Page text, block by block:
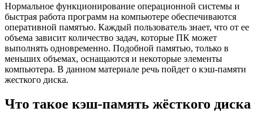
Нормальное функционирование операционной системы и
быстрая работа программ на компьютере обеспечиваются
оперативной памятью. Каждый пользователь знает, что от ее
объема зависит количество задач, которые ПК может
выполнять одновременно. Подобной памятью, только в
меньших объемах, оснащаются и некоторые элементы
компьютера. В данном материале речь пойдет о кэш-памяти
жесткого диска.
Что такое кэш-память жёсткого диска